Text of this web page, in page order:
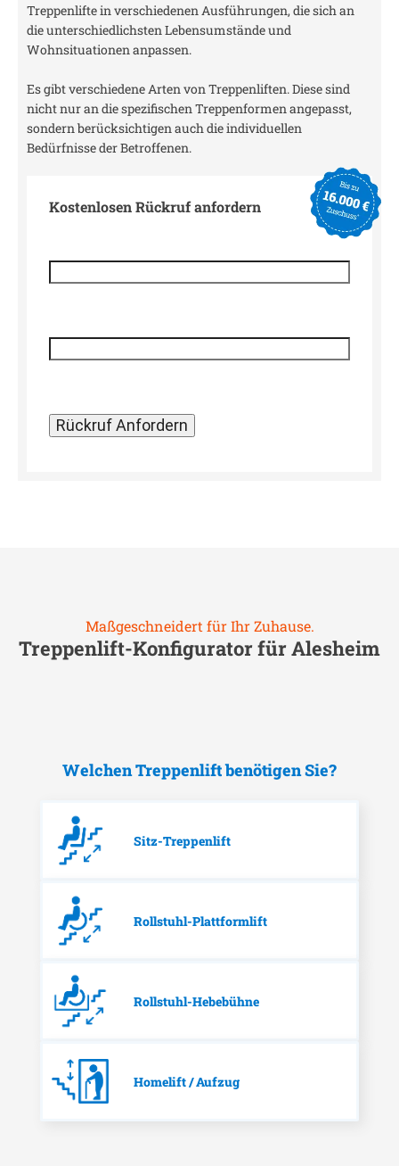
Treppenlifte in verschiedenen Ausführungen, die sich an
die unterschiedlichsten Lebensumstände und
Wohnsituationen anpassen.
Es gibt verschiedene Arten von Treppenliften. Diese sind
nicht nur an die spezifischen Treppenformen angepasst,
sondern berücksichtigen auch die individuellen
Bedürfnisse der Betroffenen.
Kostenlosen Rückruf anfordern
Maßgeschneidert für Ihr Zuhause.
Treppenlift-Konfigurator fürAlesheim
Welchen Treppenlift benötigen Sie?
Sitz-Treppenlift
Rollstuhl-Plattformlift
Rollstuhl-Hebebühne
Homelift / Aufzug